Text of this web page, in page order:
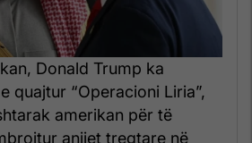
Donald Trump ka
quajtur “Operacioni Liria”,
amerikan për të
anijet tregtare në